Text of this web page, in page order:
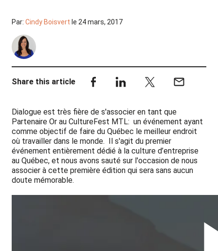
Par: Cindy Boisvert le 24 mars, 2017
Share this article
Dialogue est très fière de s'associer en tant que
Partenaire Or au CultureFest MTL: un événement ayant
comme objectif de faire du Québec le meilleur endroit
où travailler dans le monde. Il s'agit du premier
événement entièrement dédié à la culture d’entreprise
au Québec, et nous avons sauté sur l'occasion de nous
associer à cette première édition qui sera sans aucun
doute mémorable.